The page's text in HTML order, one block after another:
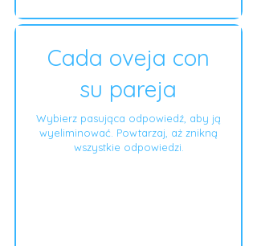
Cada oveja con
su pareja
Wybierz pasująca odpowiedź, aby ją
wyeliminować. Powtarzaj, aż znikną
wszystkie odpowiedzi.